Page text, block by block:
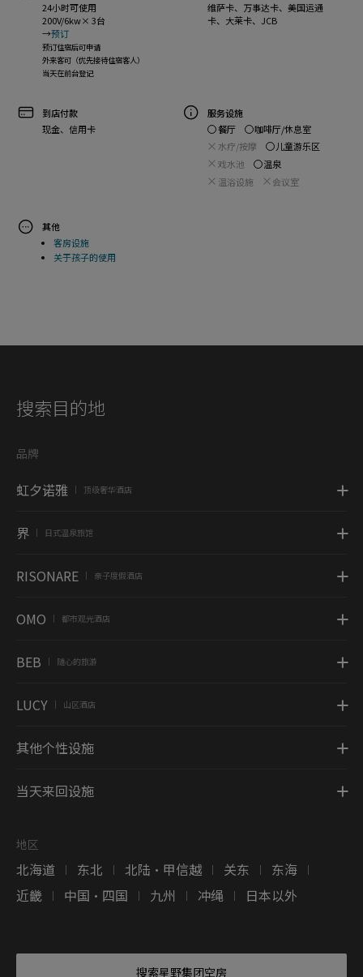
24小时可使用
200V/6kw× 3台
→预订
预订住宿后可申请
外来客可（优先接待住宿客人）
当天在前台登记
维萨卡、万事达卡、美国运通
卡、大莱卡、JCB
到店付款
现金、信用卡
服务设施
餐厅
咖啡厅/休息室
水疗/按摩
儿童游乐区
戏水池
温泉
温浴设施
会议室
其他
客房设施
关于孩子的使用
搜索目的地
品牌
虹夕诺雅 顶级奢华酒店
界 日式温泉旅馆
RISONARE 亲子度假酒店
OMO 都市观光酒店
BEB 随心的旅游
LUCY 山区酒店
其他个性设施
当天来回设施
地区
北海道 | 东北 | 北陆・甲信越 | 关东 | 东海 |
近畿 | 中国・四国 | 九州 | 冲绳 | 日本以外
搜索星野集团空房